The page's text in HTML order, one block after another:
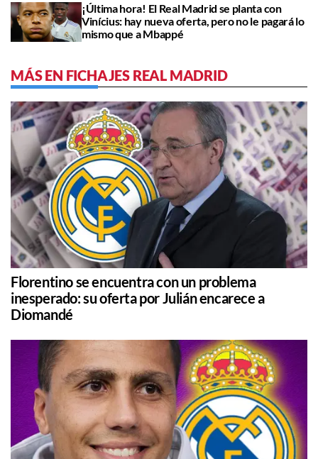
¡Última hora! El Real Madrid se planta con
Vinícius: hay nueva oferta, pero no le pagará lo
mismo que a Mbappé
MÁS EN FICHAJES REAL MADRID
Florentino se encuentra con un problema
inesperado: su oferta por Julián encarece a
Diomandé